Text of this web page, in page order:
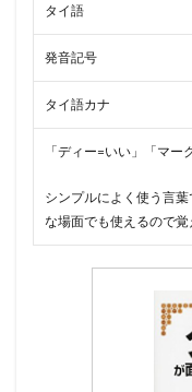
タイ語
発音記号
タイ語カナ
「ディー=いい」「マー
シンプルによく使う言
な場面でも使えるので覚